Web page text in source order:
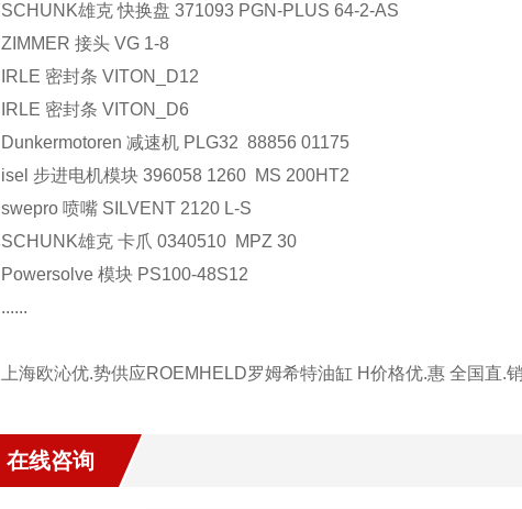
SCHUNK雄克 快换盘 371093 PGN-PLUS 64-2-AS
ZIMMER 接头 VG 1-8
IRLE 密封条 VITON_D12
IRLE 密封条 VITON_D6
Dunkermotoren 减速机 PLG32 88856 01175
isel 步进电机模块 396058 1260 MS 200HT2
swepro 喷嘴 SILVENT 2120 L-S
SCHUNK雄克 卡爪 0340510 MPZ 30
Powersolve 模块 PS100-48S12
......
上海欧沁优.势供应ROEMHELD罗姆希特油缸 H价格优.惠 全国直.
在线咨询